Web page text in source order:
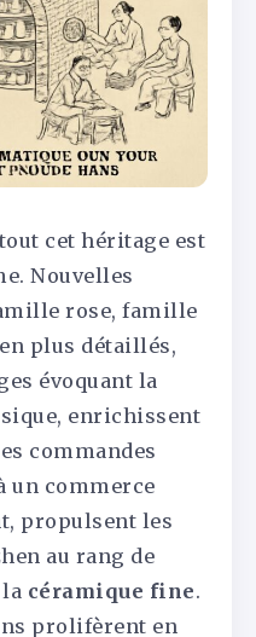
cet héritage est
Nouvelles
rose, famille
plus détaillés,
évoquant la
enrichissent
commandes
un commerce
propulsent les
au rang de
céramique fine.
prolifèrent en